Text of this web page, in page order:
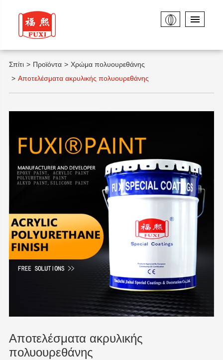
Σπίτι Προϊόντα
Χρώμα πολυουρεθάνης
Αποτελέσματα ακρυλικής πολυουρεθάνης
Αποτελέσματα ακρυλικής
πολυουρεθάνης